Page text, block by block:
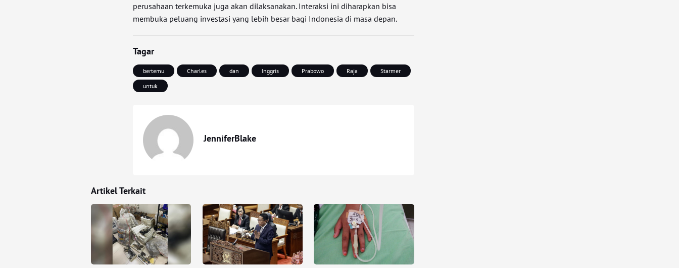
perusahaan terkemuka juga akan dilaksanakan. Interaksi ini diharapkan bisa
membuka peluang investasi yang lebih besar bagi Indonesia di masa depan.
Tagar
bertemu Charles dan Inggris Prabowo Raja
Starmer
untuk
JenniferBlake
Artikel Terkait